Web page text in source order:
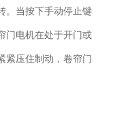
。当按下手动停止键
门电机在处于开门或
紧压住制动，卷帘门